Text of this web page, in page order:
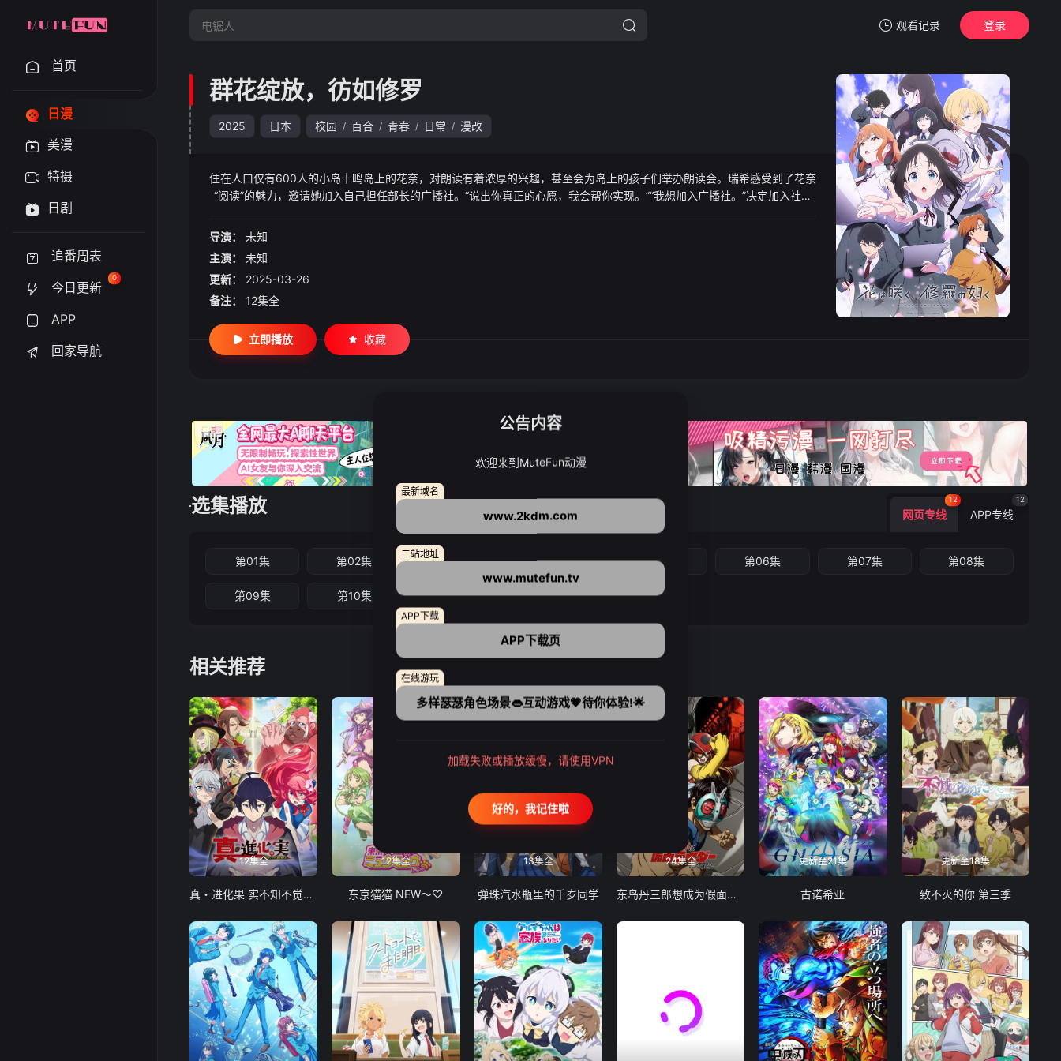
观看记录
暂无观看影片的记录
登录
首页
日漫
美漫
特摄
日剧
追番周表
今日更新
0
APP
回家导航
群花绽放，彷如修罗
2025 日本 校园 / 百合 / 青春 / 日常 / 漫改
住在人口仅有600人的小岛十鸣岛上的花奈，对朗读有着浓厚的兴趣，甚至会为岛上的孩子们举办朗读会。瑞希感受到了花奈
“阅读”的魅力，邀请她加入自己担任部长的广播社。“说出你真正的心愿，我会帮你实现。”“我想加入广播社。”决定加入社团
导演：
未知
主演：
未知
更新：
2025-03-26
备注：
12集全
立即播放 收藏
选集播放 网页专线
12
APP专线
12
第01集 第02集 第03集 第04集 第05集 第06集 第07集 第08集
第09集 第10集 第11集 第12集
相关推荐
12集全
真・进化果 实不知不觉踏上胜利的人生
12集全
东京猫猫 NEW～♡
13集全
弹珠汽水瓶里的千岁同学
24集全
东岛丹三郎想成为假面骑士
更新至21集
古诺希亚
更新至18集
致不灭的你 第三季
公告内容
欢迎来到MuteFun动漫
最新域名
www.2kdm.com
二站地址
www.mutefun.tv
APP下载
APP下载页
在线游玩
多样瑟瑟角色场景👄互动游戏💗待你体验!🌟
加载失败或播放缓慢，请使用VPN
好的，我记住啦